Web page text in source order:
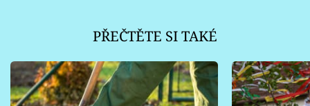
PŘEČTĚTE SI TAKÉ